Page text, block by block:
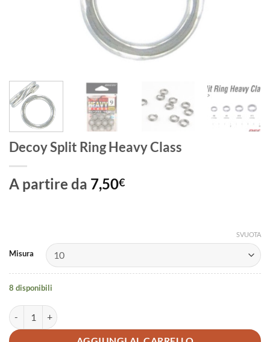
Decoy Split Ring Heavy Class
A partire da 7,50€
Misura
SVUOTA
8 disponibili
Decoy Split Ring Heavy Class quantità